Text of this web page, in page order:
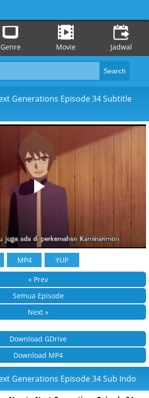
Genre Movie Jadwal
Generations Episode 34 Subtitle
MP4 YUP
« Prev
Semua Episode
Next »
Download GDrive
Download MP4
Generations Episode 34 Sub Indo